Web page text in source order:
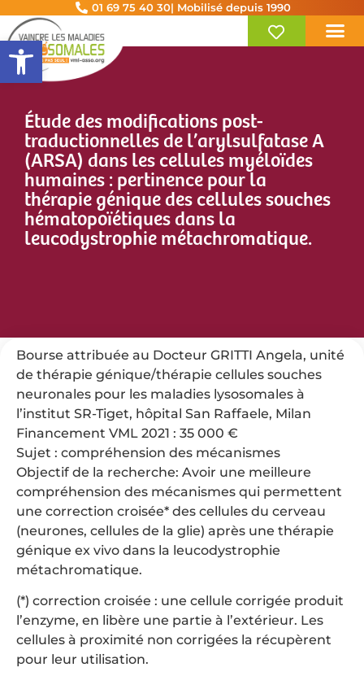
Ouvrir la barre d’outils
01 69 75 40 30| Mobilisé depuis 1990
Étude des modifications post-
traductionnelles de l’arylsulfatase A
(ARSA) dans les cellules myéloïdes
humaines : pertinence pour la
thérapie génique des cellules souches
hématopoïétiques dans la
leucodystrophie métachromatique.
Bourse attribuée au Docteur GRITTI Angela, unité
de thérapie génique/thérapie cellules souches
neuronales pour les maladies lysosomales à
l’institut SR-Tiget, hôpital San Raffaele, Milan
Financement VML 2021 : 35 000 €
Sujet : compréhension des mécanismes
Objectif de la recherche: Avoir une meilleure
compréhension des mécanismes qui permettent
une correction croisée* des cellules du cerveau
(neurones, cellules de la glie) après une thérapie
génique ex vivo dans la leucodystrophie
métachromatique.
(*) correction croisée : une cellule corrigée produit
l’enzyme, en libère une partie à l’extérieur. Les
cellules à proximité non corrigées la récupèrent
pour leur utilisation.